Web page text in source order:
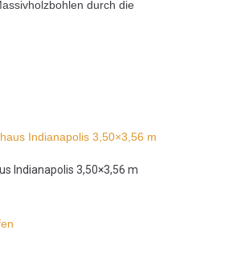
durch die
Indianapolis 3,50×3,56 m